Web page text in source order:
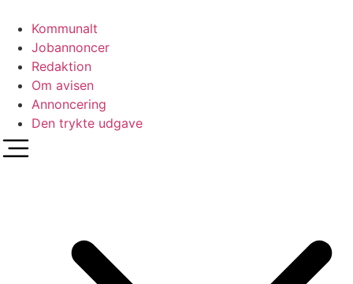
indhold
Kommunalt
Jobannoncer
Redaktion
Om avisen
Annoncering
Den trykte udgave